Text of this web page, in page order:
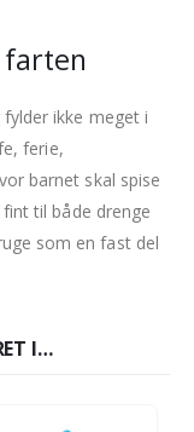
farten
ikke meget i
ferie,
barnet skal spise
til både drenge
som en fast del
I…